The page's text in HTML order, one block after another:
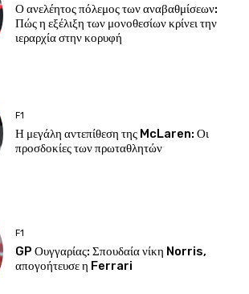
Ο ανελέητος πόλεμος των αναβαθμίσεων:
Πώς η εξέλιξη των μονοθεσίων κρίνει την
ιεραρχία στην κορυφή
F1
Η μεγάλη αντεπίθεση της McLaren: Οι
προσδοκίες των πρωταθλητών
F1
GP Ουγγαρίας: Σπουδαία νίκη Norris,
απογοήτευσε η Ferrari